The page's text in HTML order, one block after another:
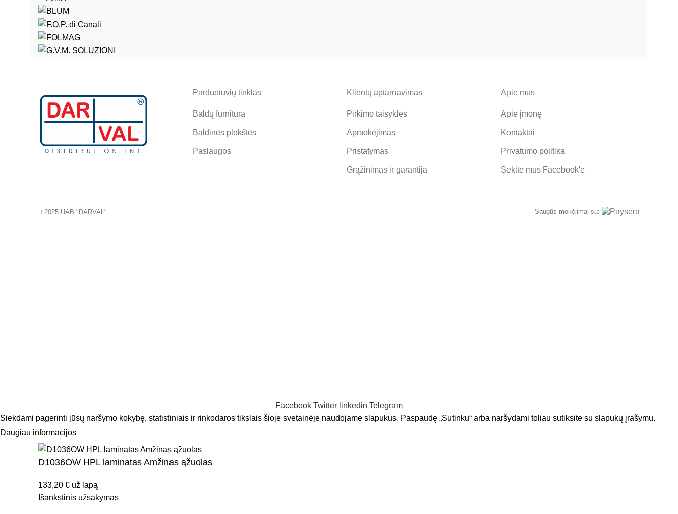
Parduotuvių tinklas
Baldų furnitūra
Baldinės plokštės
Paslaugos
Klientų aptarnavimas
Pirkimo taisyklės
Apmokėjimas
Pristatymas
Grąžinimas ir garantija
Apie mus
Apie įmonę
Kontaktai
Privatumo politika
Sekite mus Facebook'e
2025 UAB "DARVAL" Saugūs mokėjimai su:
Facebook Twitter linkedin Telegram
Siekdami pagerinti jūsų naršymo kokybę, statistiniais ir rinkodaros tikslais šioje svetainėje naudojame slapukus. Paspaudę „Sutinku“ arba naršydami toliau sutiksite su slapukų įrašymu.
Daugiau informacijos
D1036OW HPL laminatas Amžinas ąžuolas
133,20 € už lapą
Išankstinis užsakymas